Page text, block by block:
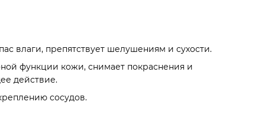
влаги, препятствует шелушениям и сухости.
функции кожи, снимает покраснения и
действие.
сосудов.